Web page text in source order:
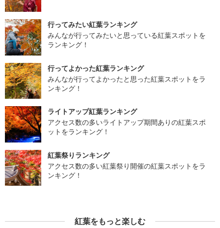
行ってみたい紅葉ランキング
みんなが行ってみたいと思っている紅葉スポットを
ランキング！
行ってよかった紅葉ランキング
みんなが行ってよかったと思った紅葉スポットをラ
ンキング！
ライトアップ紅葉ランキング
アクセス数の多いライトアップ期間ありの紅葉スポ
ットをランキング！
紅葉祭りランキング
アクセス数の多い紅葉祭り開催の紅葉スポットをラ
ンキング！
紅葉をもっと楽しむ